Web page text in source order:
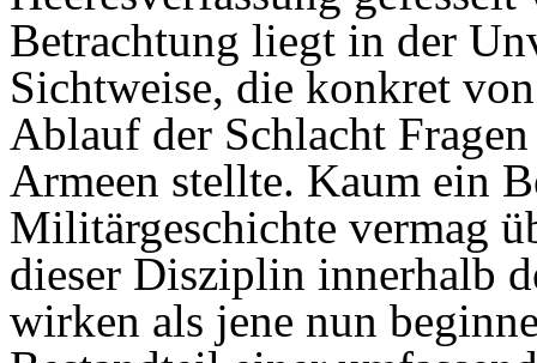
Betrachtung liegt in der
Sichtweise, die konkret
Ablauf der Schlacht
Armeen stellte. Kaum ein
Militärgeschichte vermag
dieser Disziplin innerhalb
wirken als jene nun